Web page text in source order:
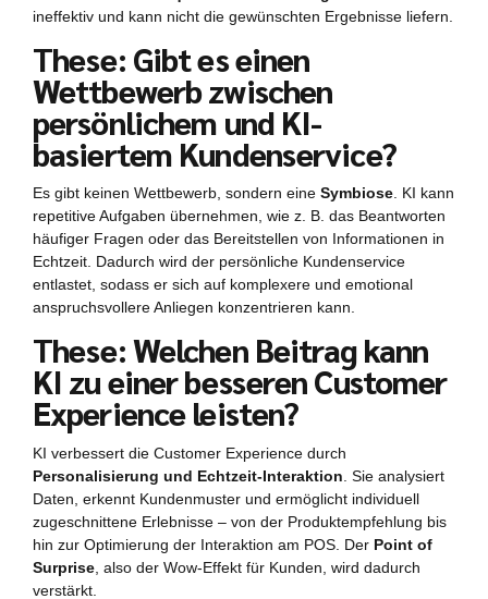
ineffektiv und kann nicht die gewünschten Ergebnisse liefern.
These: Gibt es einen
Wettbewerb zwischen
persönlichem und KI-
basiertem Kundenservice?
Es gibt keinen Wettbewerb, sondern eine Symbiose. KI kann
repetitive Aufgaben übernehmen, wie z. B. das Beantworten
häufiger Fragen oder das Bereitstellen von Informationen in
Echtzeit. Dadurch wird der persönliche Kundenservice
entlastet, sodass er sich auf komplexere und emotional
anspruchsvollere Anliegen konzentrieren kann.
These: Welchen Beitrag kann
KI zu einer besseren Customer
Experience leisten?
KI verbessert die Customer Experience durch
Personalisierung und Echtzeit-Interaktion . Sie analysiert
Daten, erkennt Kundenmuster und ermöglicht individuell
zugeschnittene Erlebnisse – von der Produktempfehlung bis
hin zur Optimierung der Interaktion am POS. Der Point of
Surprise , also der Wow-Effekt für Kunden, wird dadurch
verstärkt.